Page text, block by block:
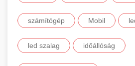
számítógép Mobil
led szalag időállóság